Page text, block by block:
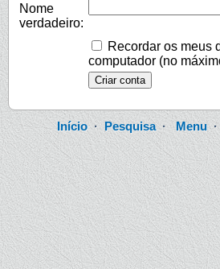
Nome
verdadeiro:
Recordar os meus
computador (no
Início·Pesquisa· Menu·